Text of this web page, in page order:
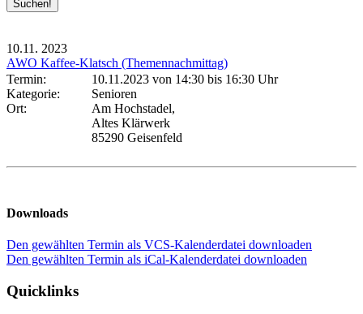
10.11. 2023
AWO Kaffee-Klatsch (Themennachmittag)
Termin:
10.11.2023 von 14:30 bis 16:30 Uhr
Kategorie:
Senioren
Ort:
Am Hochstadel,
Altes Klärwerk
85290 Geisenfeld
Downloads
Den gewählten Termin als VCS-Kalenderdatei downloaden
Den gewählten Termin als iCal-Kalenderdatei downloaden
Quicklinks